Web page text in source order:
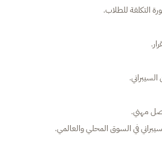
التكلفة للطلاب.
مهني.
في السوق المحلي والعالمي.